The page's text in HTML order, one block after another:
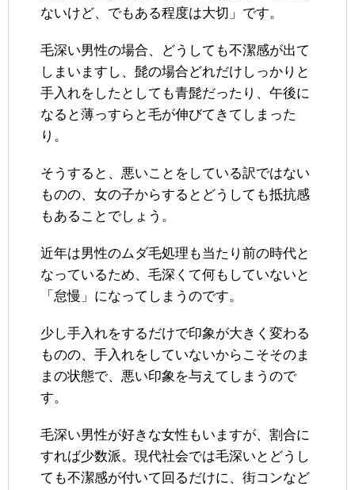
ないけど、でもある程度は大切」です。
毛深い男性の場合、どうしても不潔感が出て
しまいますし、髭の場合どれだけしっかりと
手入れをしたとしても青髭だったり、午後に
なると薄っすらと毛が伸びてきてしまった
り。
そうすると、悪いことをしている訳ではない
ものの、女の子からするとどうしても抵抗感
もあることでしょう。
近年は男性のムダ毛処理も当たり前の時代と
なっているため、毛深くて何もしていないと
「怠慢」になってしまうのです。
少し手入れをするだけで印象が大きく変わる
ものの、手入れをしていないからこそそのま
まの状態で、悪い印象を与えてしまうので
す。
毛深い男性が好きな女性もいますが、割合に
すれば少数派。現代社会では毛深いとどうし
ても不潔感が付いて回るだけに、街コンなど